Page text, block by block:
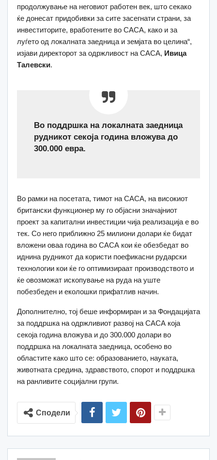
продолжување на неговиот работен век, што секако
ќе донесат придобивки за сите засегнати страни, за
инвеститорите, вработените во САСА, како и за
луѓето од локалната заедница и земјата во целина“,
изјави директорот за одржливост на САСА, Ивица
Талевски.
Во поддршка на локалната заедница
рудникот секоја година вложува до
300.000 евра.
Во рамки на посетата, тимот на САСА, на високиот
британски функционер му го објасни значајниот
проект за капитални инвестиции чија реализација е во
тек. Со него приближно 25 милиони долари ќе бидат
вложени оваа година во САСА кои ќе обезбедат во
иднина рудникот да користи поефикасни рударски
технологии кои ќе го оптимизираат производството и
ќе овозможат ископување на руда на уште
побезбеден и еколошки прифатлив начин.
Дополнително, тој беше информиран и за Фондацијата
за поддршка на одржливиот развој на САСА која
секоја година вложува и до 300.000 долари во
поддршка на локалната заедница, особено во
областите како што се: образованието, науката,
животната средина, здравството, спорот и поддршка
на ранливите социјални групи.
Сподели